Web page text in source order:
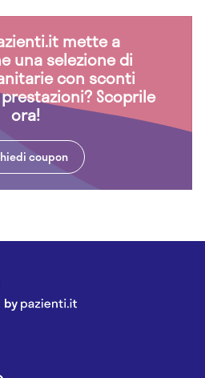
mette a
una selezione di
con sconti
Scoprile
ora!
coupon